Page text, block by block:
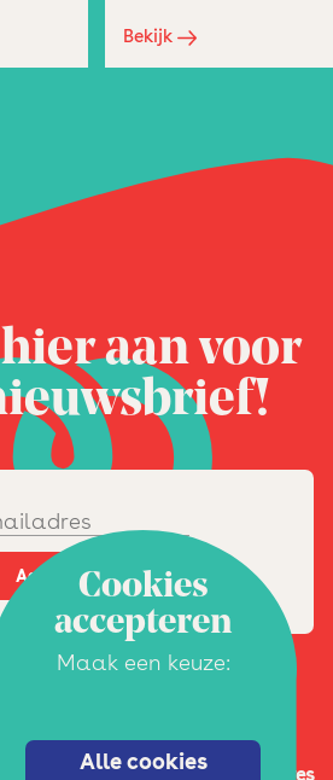
Bekijk
aan voor
Adres
Cookies
accepteren
Maak een keuze:
Alle cookies